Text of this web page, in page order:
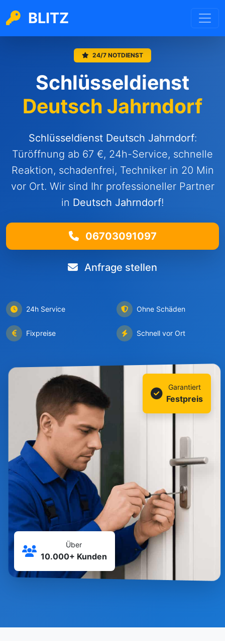
BLITZ
24/7 NOTDIENST
Schlüsseldienst
Deutsch Jahrndorf
Schlüsseldienst Deutsch Jahrndorf:
Türöffnung ab 67 €, 24h-Service, schnelle
Reaktion, schadenfrei, Techniker in 20 Min
vor Ort. Wir sind Ihr professioneller Partner
in Deutsch Jahrndorf!
06703091097
Anfrage stellen
24h Service Ohne Schäden
Fixpreise Schnell vor Ort
Garantiert
Festpreis
Über
10.000+ Kunden